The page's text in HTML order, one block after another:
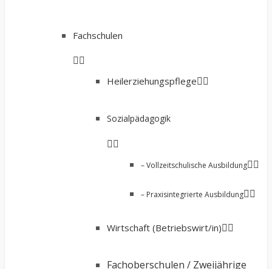
Fachschulen
Heilerziehungspflege
Sozialpädagogik
– Vollzeitschulische Ausbildung
– Praxisintegrierte Ausbildung
Wirtschaft (Betriebswirt/in)
Fachoberschulen / Zweijährige